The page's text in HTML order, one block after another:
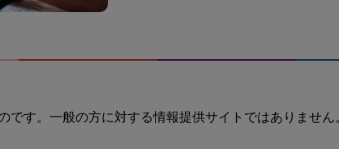
です。一般の方に対する情報提供サイトではありません